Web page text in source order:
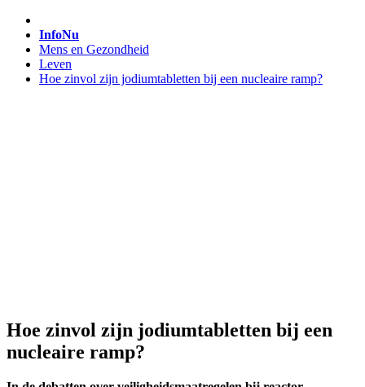
InfoNu
Mens en Gezondheid
Leven
Hoe zinvol zijn jodiumtabletten bij een nucleaire ramp?
Hoe zinvol zijn jodiumtabletten bij een
nucleaire ramp?